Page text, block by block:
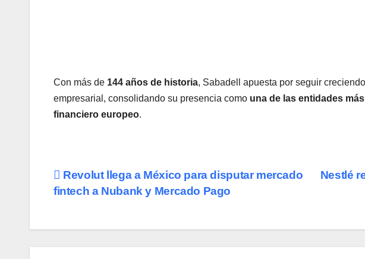
Con más de 144 años de historia, Sabadell apuesta por seguir
empresarial, consolidando su presencia como una de las entidades
financiero europeo.
Navegación
entradas
Nestlé
Revolut llega a México para disputar mercado
fintech a Nubank y Mercado Pago